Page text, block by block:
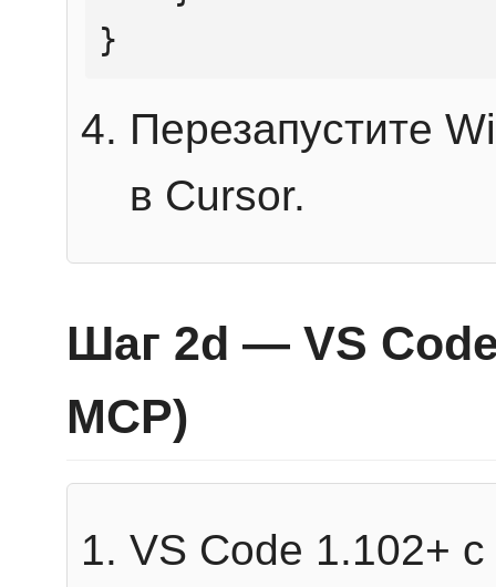
}
Перезапустите
в Cursor.
Шаг 2d — VS
MCP)
VS Code 1.102+